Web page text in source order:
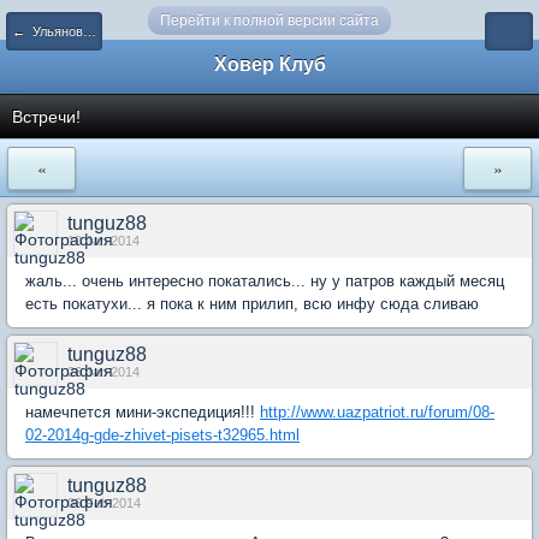
Перейти к полной версии сайта
← Ульяновск и Ульяновская область
Ховер Клуб
Встречи!
« »
tunguz88
10 Jan 2014
жаль... очень интересно покатались... ну у патров каждый месяц
есть покатухи... я пока к ним прилип, всю инфу сюда сливаю
tunguz88
26 Jan 2014
намечпется мини-экспедиция!!! http://www.uazpatriot.ru/forum/08-
02-2014g-gde-zhivet-pisets-t32965.html
tunguz88
06 Feb 2014